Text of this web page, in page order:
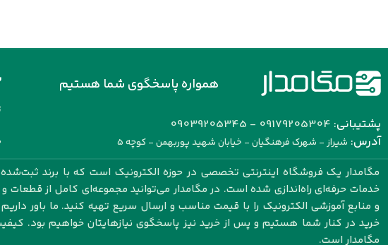
همواره پاسخگوی شما هستیم
پشتیبانی: 09179205304 - 09039205345
آدرس: شیراز - شهرک فرهنگیان - خیابان شهید پوربهمن - کوچه 5
مگامدار یک فروشگاه اینترنتی تخصصی در حوزه الکترونیک است که با برند
خدمات حرفه‌ای راه‌اندازی شده است. در مگامدار می‌توانید مجموعه‌ای کامل از قطعات
و منابع آموزشی الکترونیک را با قیمت مناسب و ارسال سریع تهیه کنید. ما باور
خرید در کنار شما هستیم و پس از خرید نیز پاسخگوی نیازهایتان خواهیم بود.
مگامدار است.